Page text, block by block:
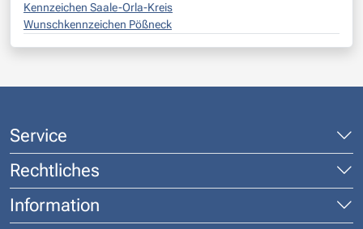
Kennzeichen Saale-Orla-Kreis
Wunschkennzeichen Pößneck
Service
Rechtliches
Information